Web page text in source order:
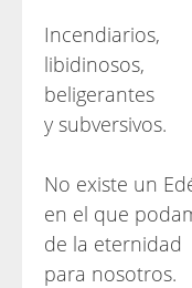
Incendiarios,
libidinosos,
beligerantes
y subversivos.
No existe un
en el que
de la eternidad
para nosotros.